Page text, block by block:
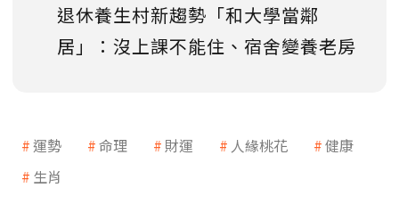
退休養生村新趨勢「和大學當鄰
居」：沒上課不能住、宿舍變養老房
運勢 命理 財運 人緣桃花
健康
生肖